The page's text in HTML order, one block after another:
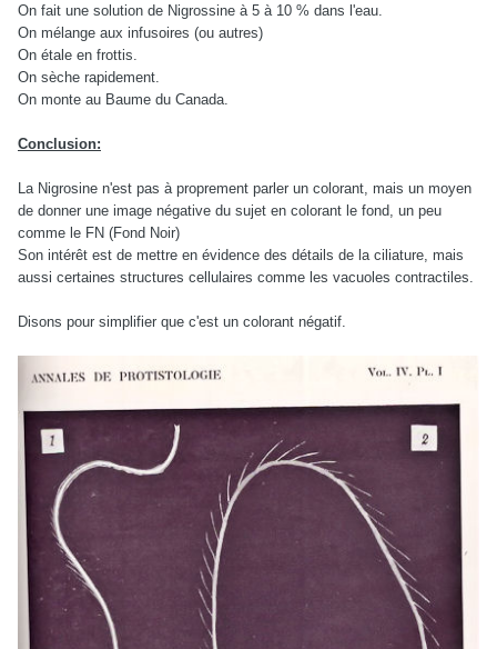
On fait une solution de Nigrossine à 5 à 10 % dans l'eau.
On mélange aux infusoires (ou autres)
On étale en frottis.
On sèche rapidement.
On monte au Baume du Canada.
Conclusion:
La Nigrosine n'est pas à proprement parler un colorant, mais un moyen
de donner une image négative du sujet en colorant le fond, un peu
comme le FN (Fond Noir)
Son intérêt est de mettre en évidence des détails de la ciliature, mais
aussi certaines structures cellulaires comme les vacuoles contractiles.
Disons pour simplifier que c'est un colorant négatif.